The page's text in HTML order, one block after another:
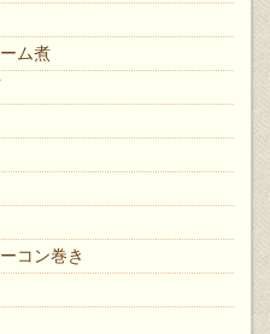
ム煮
コン巻き